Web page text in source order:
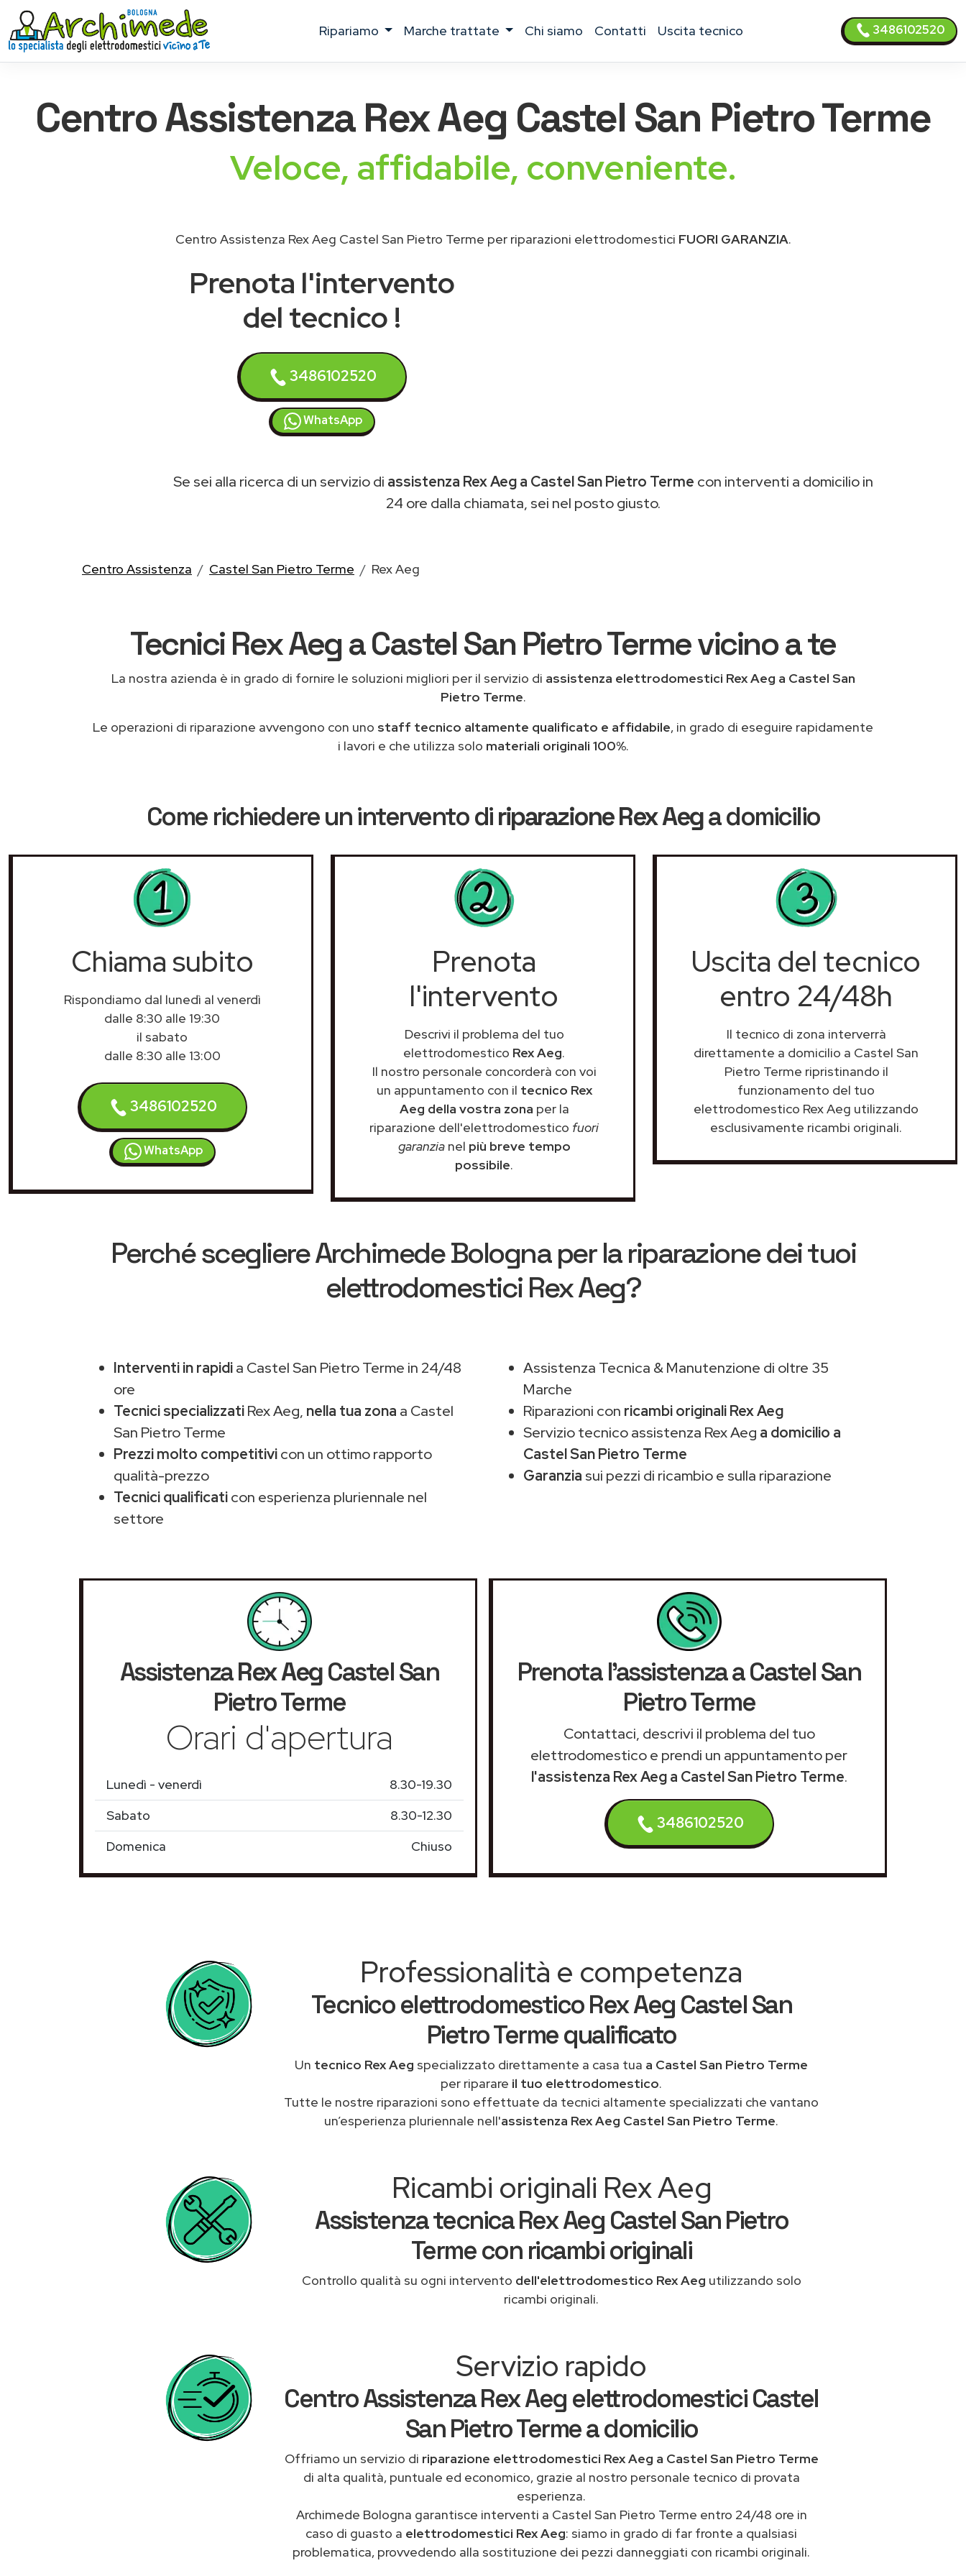
ripariamo marche trattate chi siamo contatti uscita tecnico 3486102520
Centro AssistenzaRex Aeg Castel San Pietro Terme
Veloce, affidabile, conveniente.
Centro Assistenza Rex Aeg Castel San Pietro Terme per riparazioni elettrodomestici FUORI GARANZIA.
Prenota l'intervento
del tecnico !
3486102520
WhatsApp
Se sei alla ricerca di un servizio di assistenza Rex Aeg a Castel San Pietro Terme con interventi a domicilio in
24 ore dalla chiamata, sei nel posto giusto.
Centro Assistenza Castel San Pietro Terme Rex Aeg
Tecnici Rex Aeg a Castel San Pietro Terme vicino a te
La nostra azienda è in grado di fornire le soluzioni migliori per il servizio di assistenza elettrodomestici Rex Aeg a Castel San
Pietro Terme.
Le operazioni di riparazione avvengono con uno staff tecnico altamente qualificato e affidabile, in grado di eseguire rapidamente
i lavori e che utilizza solo materiali originali 100%.
Come richiedere un intervento diriparazione Rex Aega domicilio
Chiama subito
Rispondiamo dal lunedì al venerdì
dalle 8:30 alle 19:30
il sabato
dalle 8:30 alle 13:00
3486102520
WhatsApp
Prenota
l'intervento
Descrivi il problema del tuo
elettrodomestico Rex Aeg.
Il nostro personale concorderà con voi
un appuntamento con il tecnico Rex
Aeg della vostra zona per la
riparazione dell'elettrodomestico fuori
garanzianel più breve tempo
possibile.
Uscita del tecnico
entro 24/48h
Il tecnico di zona interverrà
direttamente a domicilio a Castel San
Pietro Terme ripristinando il
funzionamento del tuo
elettrodomestico Rex Aeg utilizzando
esclusivamente ricambi originali.
Perché scegliereArchimede Bolognaper la riparazione dei tuoi
elettrodomestici Rex Aeg?
Interventi in rapidia Castel San Pietro Terme in 24/48
ore
Tecnici specializzatiRex Aeg, nella tua zona a Castel
San Pietro Terme
Prezzi molto competitivicon un ottimo rapporto
qualità-prezzo
Tecnici qualificaticon esperienza pluriennale nel
settore
Assistenza Tecnica & Manutenzione di oltre 35
Marche
Riparazioni con ricambi originali Rex Aeg
Servizio tecnico assistenza Rex Aeg a domicilio a
Castel San Pietro Terme
Garanzia sui pezzi di ricambio e sulla riparazione
AssistenzaRex AegCastel San
Pietro Terme
Orari d'apertura
Lunedì - venerdì
8.30-19.30
Sabato
8.30-12.30
Domenica
Chiuso
Prenota l'assistenza a Castel San
Pietro Terme
Contattaci, descrivi il problema del tuo
elettrodomestico e prendi un appuntamento per
l'assistenza Rex Aeg a Castel San Pietro Terme.
3486102520
Professionalità e competenza
Tecnico elettrodomestico Rex Aeg Castel San
Pietro Terme qualificato
Un tecnico Rex Aeg specializzato direttamente a casa tua a Castel San Pietro Terme
per riparare il tuo elettrodomestico.
Tutte le nostre riparazioni sono effettuate da tecnici altamente specializzati che vantano
un’esperienza pluriennale nell'assistenza Rex Aeg Castel San Pietro Terme.
Ricambi originali Rex Aeg
Assistenza tecnica Rex Aeg Castel San Pietro
Terme con ricambi originali
Controllo qualità su ogni intervento dell'elettrodomestico Rex Aeg utilizzando solo
ricambi originali.
Servizio rapido
Centro Assistenza Rex Aeg elettrodomestici Castel
San Pietro Terme a domicilio
Offriamo un servizio di riparazione elettrodomestici Rex Aeg a Castel San Pietro Terme
di alta qualità, puntuale ed economico, grazie al nostro personale tecnico di provata
esperienza.
Archimede Bologna garantisce interventi a Castel San Pietro Terme entro 24/48 ore in
caso di guasto a elettrodomestici Rex Aeg: siamo in grado di far fronte a qualsiasi
problematica, provvedendo alla sostituzione dei pezzi danneggiati con ricambi originali.